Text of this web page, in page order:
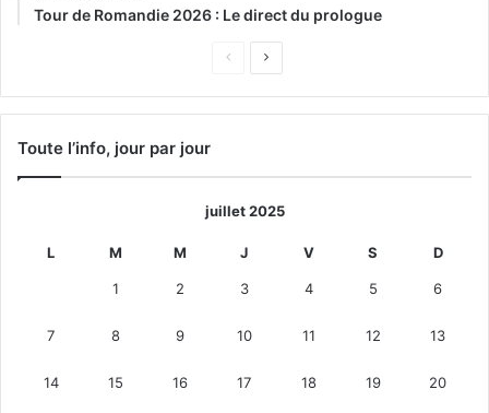
Tour de Romandie 2026 : Le direct du prologue
Page
Page
Toute l’info, jour par jour
juillet 2025
L M M J V S D
1 2 3 4 5 6
7 8 9 10 11 12 13
14 15 16 17 18 19 20